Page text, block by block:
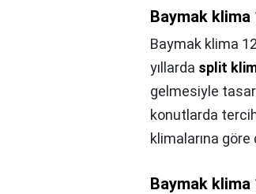
Baymak
Baymak klima
yıllarda split
gelmesiyle
konutlarda
klimalarına
Baymak klima